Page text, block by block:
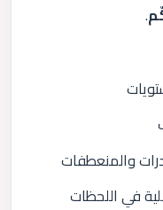
.
والمنعطفات
في اللحظات